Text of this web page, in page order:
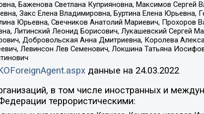
Баженова Светлана Куприяновна, Максимов Сергей
Закс Елена Владимировна, Буртина Елена
Юрьевна, Свечников Анатолий Мариевич,
Литинский Леонид Борисович, Лукашевский Сергей
Добровольская Анна Дмитриевна, Королева
Левинсон Лев Семенович, Локшина Татьяна
данные на 24.03.2022
в том числе иностранных и
террористическими: